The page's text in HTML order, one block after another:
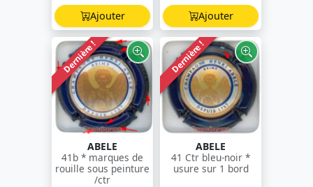
Ajouter Ajouter
Dernière !
ABELE
41b * marques de
rouille sous peinture
/ctr
Dernière !
ABELE
41 Ctr bleu-noir *
usure sur 1 bord